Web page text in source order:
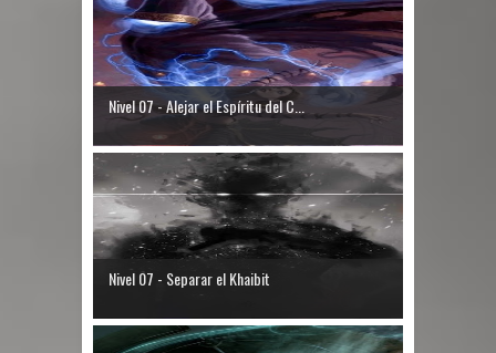
Nivel 07 - Alejar el Espíritu del C...
Nivel 07 - Separar el Khaibit